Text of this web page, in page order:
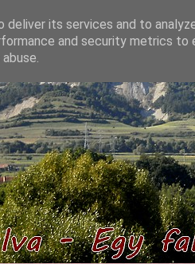
its services and to
and security metrics to